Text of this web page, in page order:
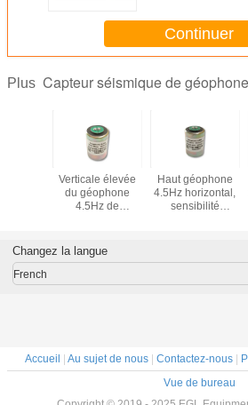
Continuer
Plus Capteur séismique de géophone
m/s
Verticale élevée
du géophone
4.5Hz de
100V/m/s
Haut géophone
4.5Hz horizontal,
sensibilité
Changez la langue
French
Accueil Au sujet de nous Contactez-nous
Vue de bureau